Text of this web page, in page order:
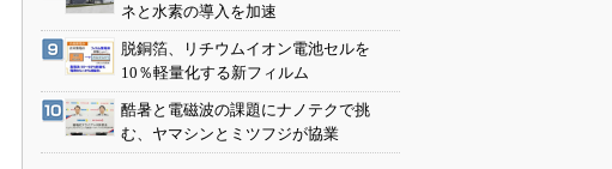
ネと水素の導入を加速
脱銅箔、リチウムイオン電池セルを
10％軽量化する新フィルム
酷暑と電磁波の課題にナノテクで挑
む、ヤマシンとミツフジが協業